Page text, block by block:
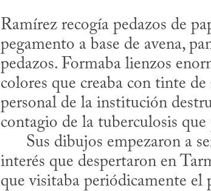
Ramírez recogía pedazos de
pegamento a base de avena,
pedazos. Formaba lienzos
colores que creaba con tinte
personal de la institución
contagio de la tuberculosis que
interés que despertaron en
que visitaba periódicamente el